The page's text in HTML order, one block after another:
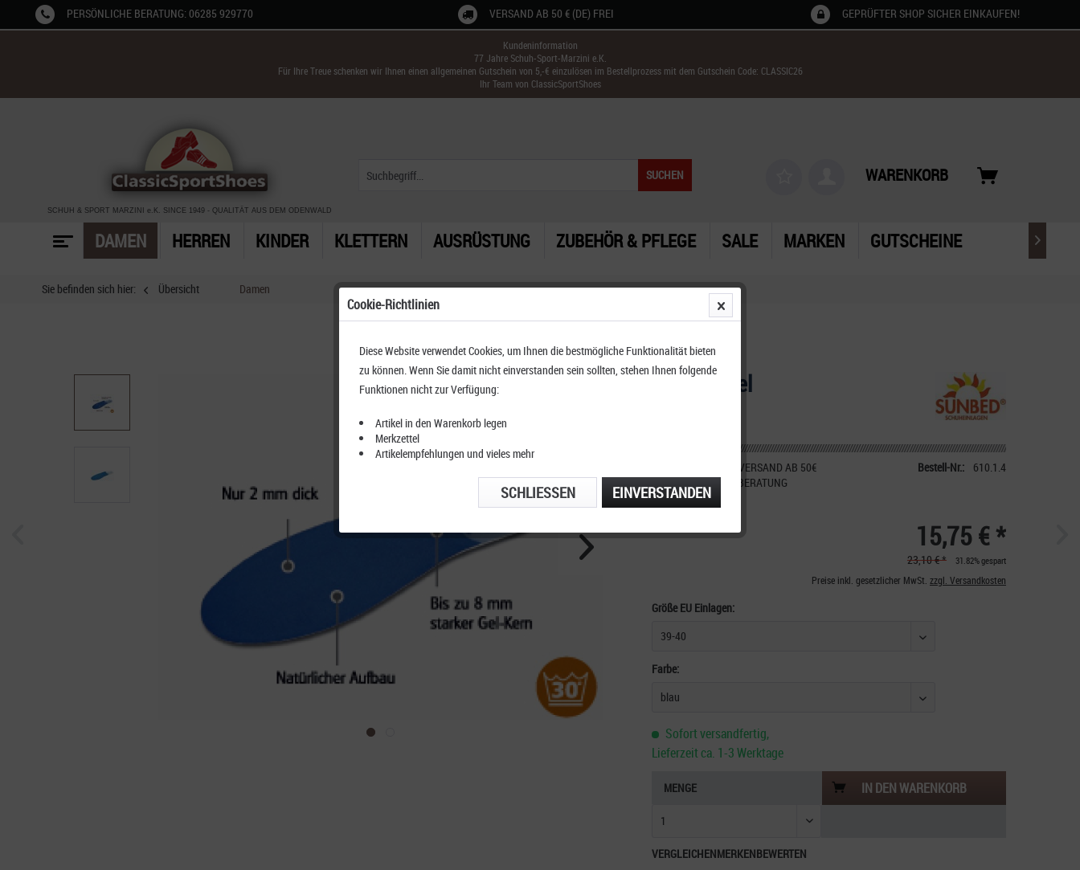
PERSÖNLICHE BERATUNG: 06285 929770 VERSAND AB 50 € (DE) FREI GEPRÜFTER SHOP SICHER EINKAUFEN!
Kundeninformation
77 Jahre Schuh-Sport-Marzini e.K.
Für Ihre Treue schenken wir Ihnen einen allgemeinen Gutschein von 5,-€ einzulösen im Bestellprozess mit dem Gutschein Code: CLASSIC26
Ihr Team von ClassicSportShoes
SCHUH & SPORT MARZINI e.K. SINCE 1949 - QUALITÄT AUS DEM ODENWALD
SUCHEN WARENKORB
DAMEN HERREN KINDER KLETTERN AUSRÜSTUNG ZUBEHÖR & PFLEGE SALE MARKEN GUTSCHEINE 
Sie befinden sich hier: Übersicht Damen
Sunbed Gel
KOSTENFREIER VERSAND AB 50€
TELEFONISCHE BERATUNG
Bestell-Nr.: 610.1.4
15,75 € *
23,10 € * 31.82% gespart
Preise inkl. gesetzlicher MwSt. zzgl. Versandkosten
Größe EU Einlagen:
Farbe:
Sofort versandfertig,
Lieferzeit ca. 1-3 Werktage
MENGE IN DENWARENKORB
VERGLEICHENMERKENBEWERTEN
Cookie-Richtlinien
Diese Website verwendet Cookies, um Ihnen die bestmögliche Funktionalität bieten
zu können. Wenn Sie damit nicht einverstanden sein sollten, stehen Ihnen folgende
Funktionen nicht zur Verfügung:
Artikel in den Warenkorb legen
Merkzettel
Artikelempfehlungen und vieles mehr
EINVERSTANDEN
SCHLIESSEN